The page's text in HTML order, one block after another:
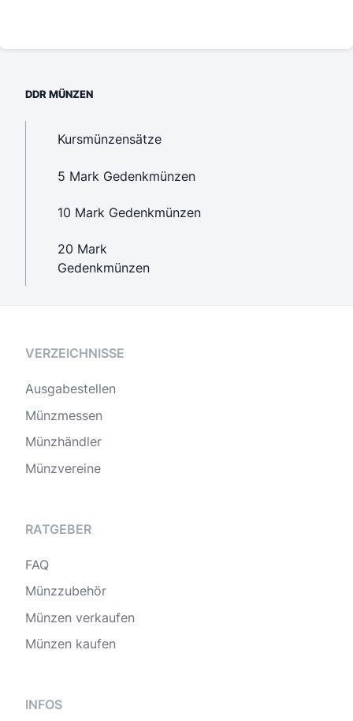
DDR MÜNZEN
Kursmünzensätze
5 Mark Gedenkmünzen
10 Mark Gedenkmünzen
20 Mark
Gedenkmünzen
VERZEICHNISSE
Ausgabestellen
Münzmessen
Münzhändler
Münzvereine
RATGEBER
FAQ
Münzzubehör
Münzen verkaufen
Münzen kaufen
INFOS